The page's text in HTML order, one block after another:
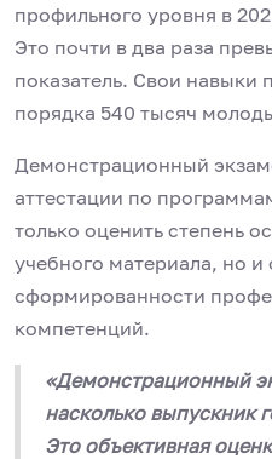
профильного уровня в
Это почти в два раза
показатель. Свои навыки
порядка 540 тысяч
Демонстрационный
аттестации по
только оценить степень
учебного материала, но и
сформированности
компетенций.
«Демонстрационный
насколько выпускник
Это объективная